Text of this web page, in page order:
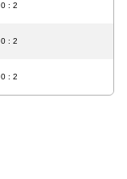
0 : 2
0 : 2
0 : 2